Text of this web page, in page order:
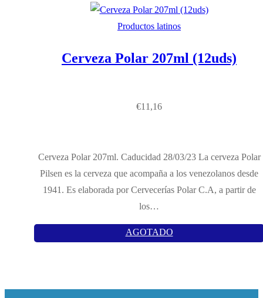
Productos latinos
Cerveza Polar 207ml (12uds)
€11,16
Cerveza Polar 207ml. Caducidad 28/03/23 La cerveza Polar
Pilsen es la cerveza que acompaña a los venezolanos desde
1941. Es elaborada por Cervecerías Polar C.A, a partir de
los…
AGOTADO